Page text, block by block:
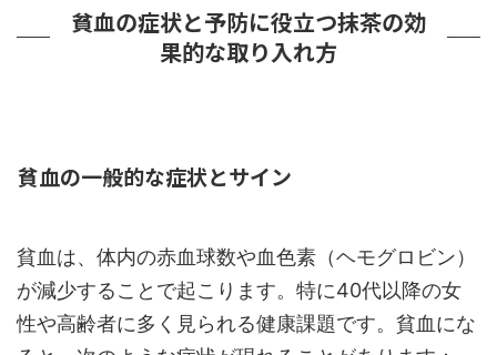
貧血の症状と予防に役立つ抹茶の効
果的な取り入れ方
貧血の一般的な症状とサイン
貧血は、体内の赤血球数や血色素（ヘモグロビン）
が減少することで起こります。特に40代以降の女
性や高齢者に多く見られる健康課題です。貧血にな